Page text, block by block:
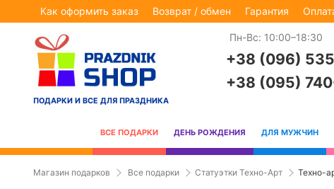
Как оформить заказ Возврат / обмен Гарантия
ПОДАРКИ И ВСЕ ДЛЯ ПРАЗДНИКА
Пн-Вс: 10:00–18:30
+38 (096)
+38 (095)
ВСЕ ПОДАРКИ ДЕНЬ РОЖДЕНИЯ ДЛЯ МУЖЧИН
Магазин подарков Все подарки Статуэтки Техно-Арт Техно-